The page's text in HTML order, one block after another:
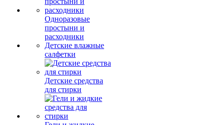
Одноразовые
простыни и
расходники
Детские влажные
салфетки
Детские средства
для стирки